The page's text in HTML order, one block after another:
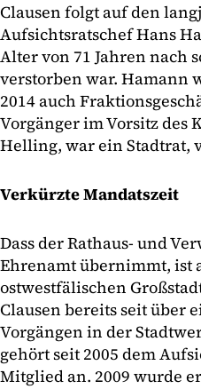
Clausen folgt auf den
Aufsichtsratschef Hans
Alter von 71 Jahren nach
verstorben war. Hamann
2014 auch
Vorgänger im Vorsitz des
Helling, war ein Stadtrat,
Verkürzte Mandatszeit
Dass der Rathaus- und
Ehrenamt übernimmt, ist
ostwestfälischen
Clausen bereits seit über
Vorgängen in der
gehört seit 2005 dem
Mitglied an. 2009 wurde